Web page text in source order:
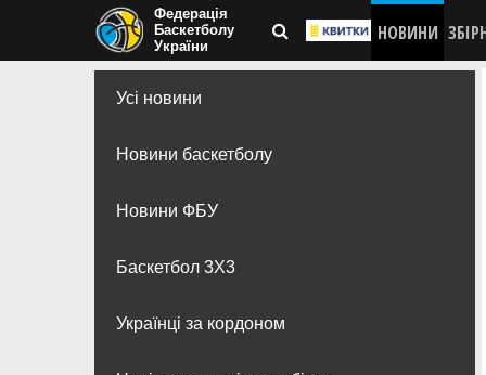
Федерація
Баскетболу
України
НОВИНИ
Усі новини
Новини баскетболу
Новини ФБУ
Баскетбол 3Х3
Українці за кордоном